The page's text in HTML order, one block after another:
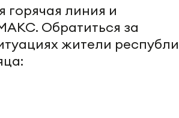
горячая линия и
Обратиться за
жители